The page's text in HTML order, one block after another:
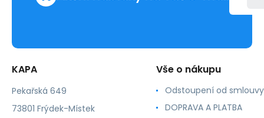
KAPA
Pekařská 649
73801 Frýdek-Místek
Vše o nákupu
Odstoupení od smlouvy
DOPRAVA A PLATBA